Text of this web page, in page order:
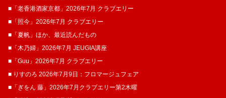
■「老香港酒家京都」2026年7月 クラブエリー
■「照今」2026年7月 クラブエリー
■「夏帆」ほか、最近読んだもの
■「木乃婦」2026年7月 JEUGIA講座
■「Guu」2026年7月 クラブエリー
■ りすのろ 2026年7月9日：フロマージュフェア
■「ぎをん 藤」2026年7月クラブエリー第2木曜